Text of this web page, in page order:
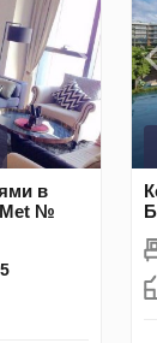
в
Met №
5